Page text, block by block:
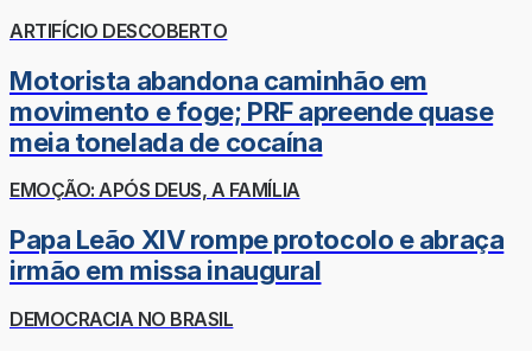
ARTIFÍCIO DESCOBERTO
Motorista abandona caminhão em
movimento e foge; PRF apreende quase
meia tonelada de cocaína
EMOÇÃO: APÓS DEUS, A FAMÍLIA
Papa Leão XIV rompe protocolo e abraça
irmão em missa inaugural
DEMOCRACIA NO BRASIL